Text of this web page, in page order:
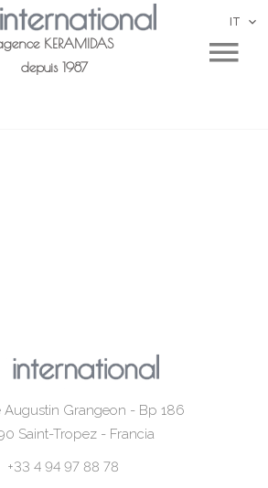
KERAMIDAS
depuis 1987
IT
Augustin Grangeon - Bp 186
Saint-Tropez - Francia
+33 4 94 97 88 78